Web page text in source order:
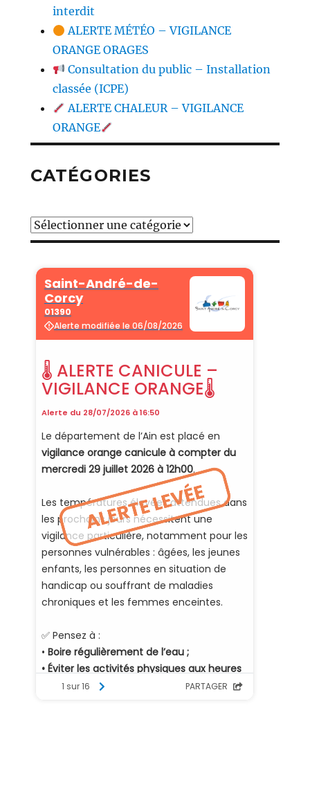
interdit
ALERTE MÉTÉO – VIGILANCE
ORANGE ORAGES
Consultation du public – Installation
classée (ICPE)
ALERTE CHALEUR – VIGILANCE
ORANGE
CATÉGORIES
Catégories